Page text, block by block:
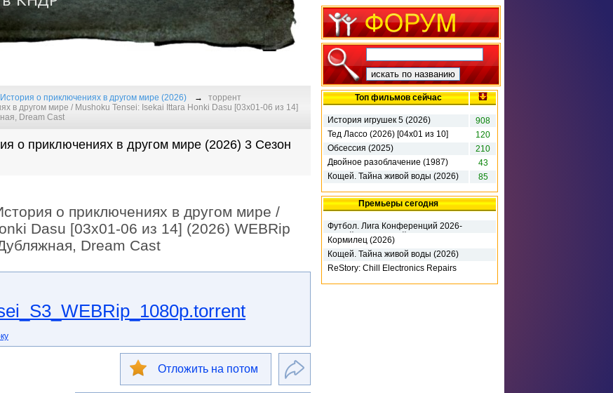
о приключениях в другом мире (2026)
торрент
в другом мире / Mushoku Tensei: Isekai Ittara Honki Dasu [03x01-06 из 14]
Dream Cast
о приключениях в другом мире (2026) 3 Сезон
о приключениях в другом мире /
Dasu [03x01-06 из 14] (2026) WEBRip
Dream Cast
Отложить на потом
Топ фильмов сейчас
История игрушек 5 (2026)
908
Тед Лассо (2026) [04х01 из 10]
120
Обсессия (2025)
210
Двойное разоблачение (1987)
43
Кощей. Тайна живой воды (2026)
85
Премьеры сегодня
Футбол. Лига Конференций 2026-
27. 3-й кв раунд. 1-й матч. Динамо
К (2026)
Кормилец (2026)
Кощей. Тайна живой воды (2026)
ReStory: Chill Electronics Repairs